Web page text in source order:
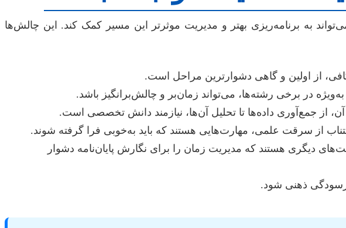
به برنامه‌ریزی بهتر و مدیریت موثرتر این مسیر کمک کند. این چالش‌ها
از اولین و گاهی دشوارترین مراحل است.
در برخی رشته‌ها، می‌تواند زمان‌بر و چالش‌برانگیز باشد.
از جمع‌آوری داده‌ها تا تحلیل آن‌ها، نیازمند دانش تخصصی است.
از سرقت علمی، مهارت‌هایی هستند که باید به‌خوبی فرا گرفته شوند.
دیگری هستند که مدیریت زمان را برای نگارش پایان‌نامه دشوار
ذهنی شود.